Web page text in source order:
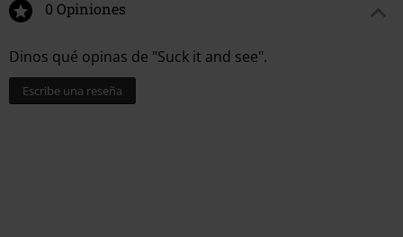
0 Opiniones
Dinos qué opinas de "Suck it and see".
Escribe una reseña